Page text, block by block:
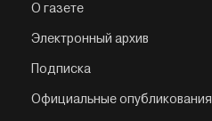
О газете
Электронный архив
Подписка
Официальные опубликования